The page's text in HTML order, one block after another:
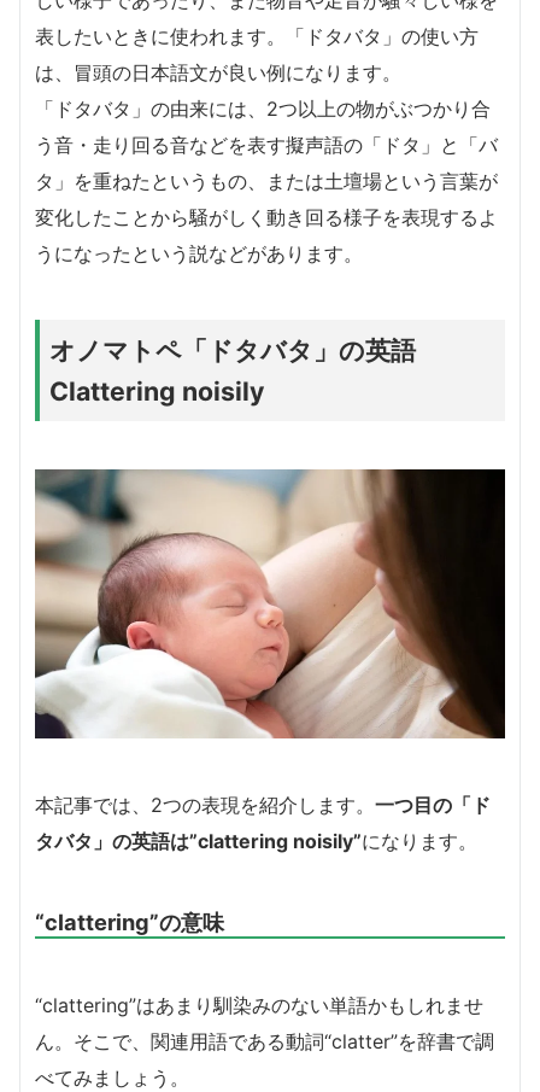
表したいときに使われます。「ドタバタ」の使い方
は、冒頭の日本語文が良い例になります。
「ドタバタ」の由来には、2つ以上の物がぶつかり合
う音・走り回る音などを表す擬声語の「ドタ」と「バ
タ」を重ねたというもの、または土壇場という言葉が
変化したことから騒がしく動き回る様子を表現するよ
うになったという説などがあります。
オノマトペ「ドタバタ」の英語
Clattering noisily
本記事では、2つの表現を紹介します。 一つ目の「ド
タバタ」の英語は”clattering noisily”になります。
“clattering”の意味
“clattering”はあまり馴染みのない単語かもしれませ
ん。そこで、関連用語である動詞“clatter”を辞書で調
べてみましょう。